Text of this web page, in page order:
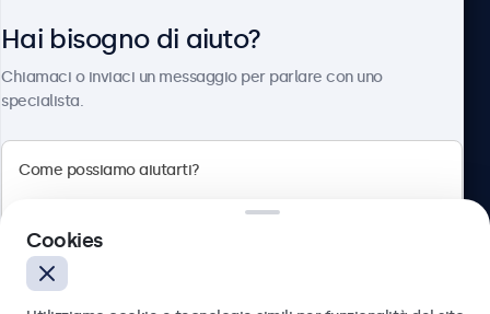
Hai bisogno di aiuto?
Chiamaci o inviaci un messaggio per parlare con uno
specialista.
Cookies